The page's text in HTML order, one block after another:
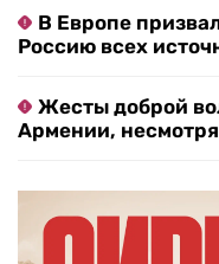
В Европе
Россию всех
Жесты доброй
Армении,